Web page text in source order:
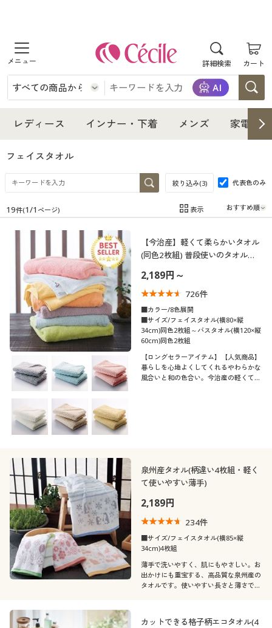
詳細検索 カート
商品を探す
レディース
レディースファッション
女性下着
インナー・下着
インナー・下着通販すべて
女性下着
メンズ下着
ジュニア・ティーンズ下着
メンズ
メンズ通販すべて
メンズファッション
家電・雑貨
家電・雑貨すべて
キッチン・雑貨・日用品
寝具・インテリア・家具
寝具・インテリア・家具通販すべて
家具・収納
寝具・ベッド
カーテン・ラグ・ファブリック
美容・健康通販すべて
美容・健康・サプリメント
制服・スクール
制服・スクールすべて
制服・学生服
ジュニア・ティーンズ下着
大きいサイズ
大きいサイズ通販すべて
大きいサイズ レディース服
大きいサイズ レディース下着
大きいサイズ メンズ
大きいサイズ 事務・制服
バーゲン
バーゲンセール
シークレットセール
詳細検索
商品カテゴリ一覧
カタログ・チラシからのご注文
デジタルカタログ
カタログ無料プレゼント
会員メニュー
レディース インナー・下着 メンズ 家電・
フェイスタオル
絞り込み(3) 代表色のみ
在庫 在庫のある商品のみ表示
口コミ
(4〜4.9)
カラー
価格 ～ 絞込
閉じる
19件(1/1 ページ) 表示
【今治産】軽くて柔らかいタオル
(同色2枚組) 普段使いのタオルを
2,189円～
726件
■カラー/8色展開
■サイズ/フェイスタオル(横80×縦
34cm)同色2枚組～バスタオル(横120×縦
60cm)同色2枚組
【ロングセラーアイテム】【人気商品】
暮らしを心地よくしてくれるやわらかな
風合いと和の色合い。今治産の軽くて柔
泉州産タオル(柄違い4枚組・軽く
て使いやすい薄手)
2,189円
234件
■サイズ/フェイスタオル(横85×縦
34cm)4枚組
薄手で洗いやすく、肌にもやさしい。お
出かけにも重宝する、高品質な泉州産の
タオルです。使いやすい長さと薄さで、
カットできる格子柄エコタオル(4